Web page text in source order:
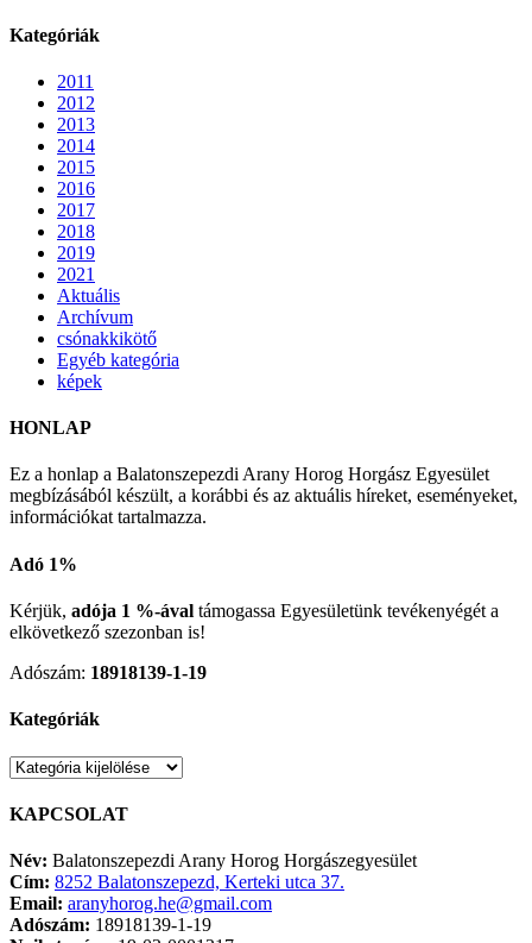
Kategóriák
2011
2012
2013
2014
2015
2016
2017
2018
2019
2021
Aktuális
Archívum
csónakkikötő
Egyéb kategória
képek
HONLAP
Ez a honlap a Balatonszepezdi Arany Horog Horgász Egyesület
megbízásából készült, a korábbi és az aktuális híreket, eseményeket,
információkat tartalmazza.
Adó 1%
Kérjük, adója 1 %-ával támogassa Egyesületünk tevékenyégét a
elkövetkező szezonban is!
Adószám: 18918139-1-19
Kategóriák
Kategóriák
KAPCSOLAT
Név: Balatonszepezdi Arany Horog Horgászegyesület
Cím: 8252 Balatonszepezd, Kerteki utca 37.
Email: aranyhorog.he@gmail.com
Adószám: 18918139-1-19